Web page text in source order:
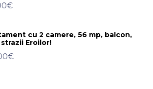
cu 2 camere, 56 mp, balcon,
Eroilor!